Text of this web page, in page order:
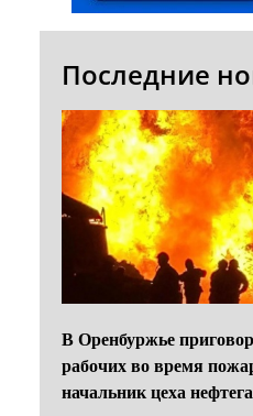
Последние
В Оренбуржье
рабочих во время
начальник цеха